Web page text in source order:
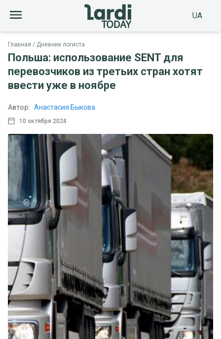
UA
Главная Дневник логиста
Польша: использование SENT для
перевозчиков из третьих стран хотят
ввести уже в ноябре
10 октября 2024
Автор: Анастасия Быкова